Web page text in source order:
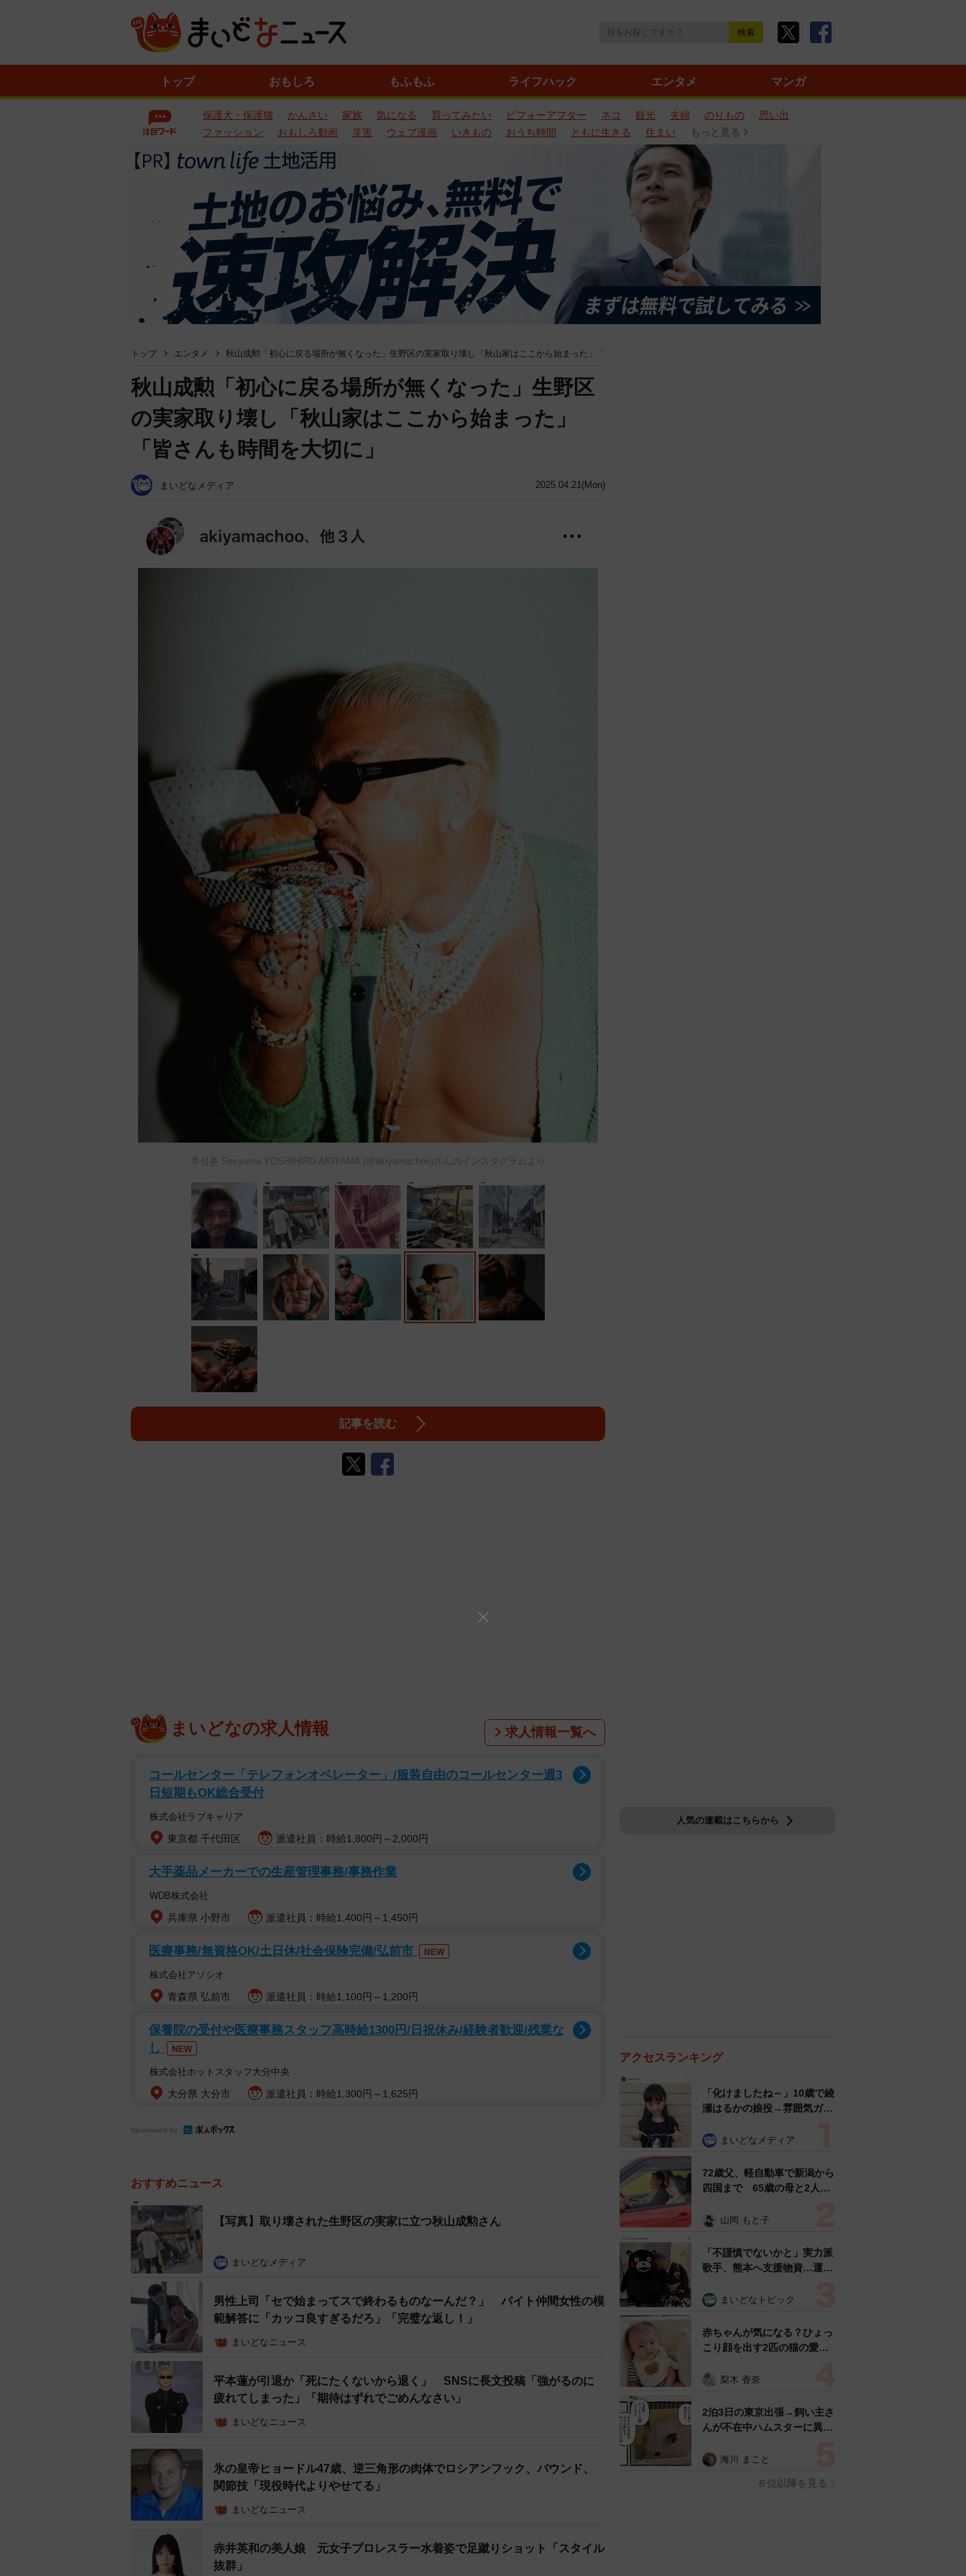
トップ おもしろ もふもふ ライフハック エンタメ マンガ
保護犬・保護猫 かんさい 家族 気になる 買ってみたい ビフォーアフター ネコ 観光 夫婦 のりもの
思い出
ファッション
おもしろ動画 災害 ウェブ漫画 いきもの おうち時間 ともに生きる 住まい もっと見る
トップ エンタメ 秋山成勲「初心に戻る場所が無くなった」生野区の実家取り壊し「秋山家はここから始まった」「
2025.04.21(Mon)
秋山成勲「初心に戻る場所が無くなった」生野区
の実家取り壊し「秋山家はここから始まった」
「皆さんも時間を大切に」
まいどなメディア
추성훈 Sexyama YOSHIHIRO AKIYAMA (@akiyamachoo)さんのインスタグラムより
記事を読む
まいどなの求人情報 求人情報一覧へ
コールセンター「テレフォンオペレーター」/服装自由のコールセンター週3
日短期もOK総合受付
株式会社ラブキャリア
東京都 千代田区 派遣社員：時給1,800円～2,000円
大手薬品メーカーでの生産管理事務/事務作業
WDB株式会社
兵庫県 小野市 派遣社員：時給1,400円～1,450円
医療事務/無資格OK/土日休/社会保険完備/弘前市 NEW
株式会社アソシオ
青森県 弘前市 派遣社員：時給1,100円～1,200円
保養院の受付や医療事務スタッフ高時給1300円/日祝休み/経験者歓迎/残業な
し
NEW
株式会社ホットスタッフ大分中央
大分県 大分市 派遣社員：時給1,300円～1,625円
Sponsored by
おすすめニュース
【写真】取り壊された生野区の実家に立つ秋山成勲さん
まいどなメディア
男性上司「セで始まってスで終わるものなーんだ？」 バイト仲間女性の模
範解答に「カッコ良すぎるだろ」「完璧な返し！」
まいどなニュース
平本蓮が引退か「死にたくないから退く」 SNSに長文投稿「強がるのに
疲れてしまった」「期待はずれでごめんなさい」
まいどなニュース
氷の皇帝ヒョードル47歳、逆三角形の肉体でロシアンフック、パウンド、
関節技「現役時代よりやせてる」
まいどなニュース
赤井英和の美人娘 元女子プロレスラー水着姿で足蹴りショット「スタイル
抜群」
人気の連載はこちらから
アクセスランキング
「化けましたね～」10歳で綾
瀬はるかの娘役→雰囲気ガラ
雰囲気が」「宝塚に入れそ
まいどなメディア
72歳父、軽自動車で新潟から
四国まで 65歳の母と2人で
憩まで分刻み… 「大学生で
山岡 もと子
「不謹慎でないかと」実力派
歌手、熊本へ支援物資…運搬
めらい 「痛いほど伝わる」
まいどなトピック
赤ちゃんが気になる？ひょっ
こり顔を出す2匹の猫の愛ら
わいい構図あります？」「ベ
梨木 香奈
2泊3日の東京出張→飼い主さ
んが不在中ハムスターに異
「急に老けた？」【漫画】
海川 まこと
６位以降を見る